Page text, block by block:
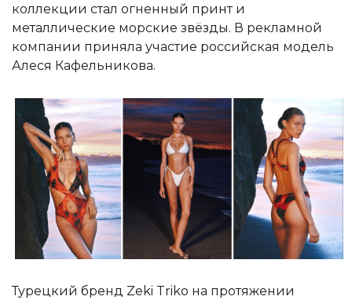
коллекции стал огненный принт и
металлические морские звёзды. В рекламной
компании приняла участие российская модель
Алеся Кафельникова.
Турецкий бренд Zeki Triko на протяжении